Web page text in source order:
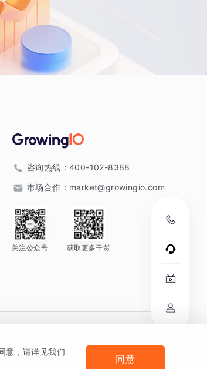
咨询热线： 400-102-8388
市场合作： market@growingio.com
关注公众号 获取更多干货
法律声明及隐私条款
意，请详见我们
同意